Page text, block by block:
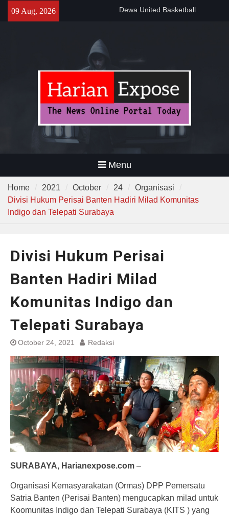
09 Aug, 2026
Banten Harus Dipromosikan”
Menu
Home 2021 October 24
Organisasi
Divisi Hukum Perisai Banten Hadiri Milad Komunitas
Indigo dan Telepati Surabaya
Divisi Hukum Perisai
Banten Hadiri Milad
Komunitas Indigo dan
Telepati Surabaya
October 24, 2021 Redaksi
SURABAYA, Harianexpose.com –
Organisasi Kemasyarakatan (Ormas) DPP Pemersatu
Satria Banten (Perisai Banten) mengucapkan milad untuk
Koomunitas Indigo dan Telepati Surabaya (KITS ) yang